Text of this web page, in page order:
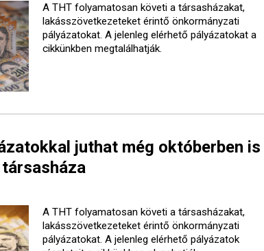
A THT folyamatosan követi a társasházakat,
lakásszövetkezeteket érintő önkormányzati
pályázatokat. A jelenleg elérhető pályázatokat a
cikkünkben megtalálhatják.
juthat még októberben is
A THT folyamatosan követi a társasházakat,
lakásszövetkezeteket érintő önkormányzati
pályázatokat. A jelenleg elérhető pályázatok